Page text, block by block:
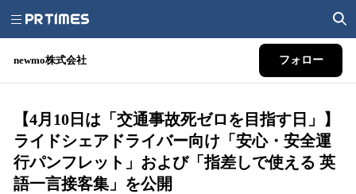
newmo株式会社 フォロー
【4月10日は「交通事故死ゼロを目指す日」】
ライドシェアドライバー向け「安心・安全運
行パンフレット」および「指差しで使える 英
語一言接客集」を公開